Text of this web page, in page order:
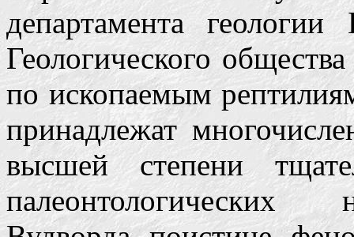
департамента геологии
Геологического
по ископаемым
принадлежат
высшей степени
палеонтологических